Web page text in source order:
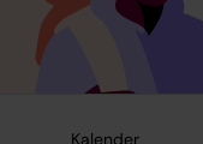
Kalender